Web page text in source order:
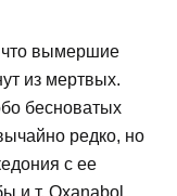
вымершие
из мертвых.
бесноватых
редко, но
с ее
и т. Oxanabol